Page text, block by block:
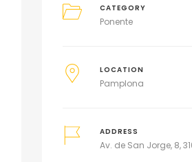
CATEGORY
Ponente
LOCATION
Pamplona
ADDRESS
Av. de San Jorge, 8,